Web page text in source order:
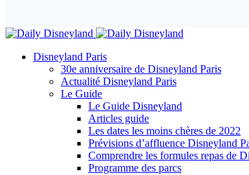
Disneyland Paris
30e anniversaire de Disneyland Paris
Actualité Disneyland Paris
Le Guide
Le Guide Disneyland
Articles guide
Les dates les moins chères de 2022
Prévisions d’affluence Disneyland
Comprendre les formules repas de
Programme des parcs